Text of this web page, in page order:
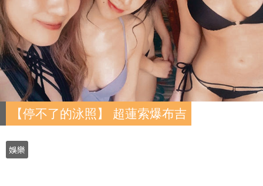
【停不了的泳照】 超蓮索爆布吉
娛樂